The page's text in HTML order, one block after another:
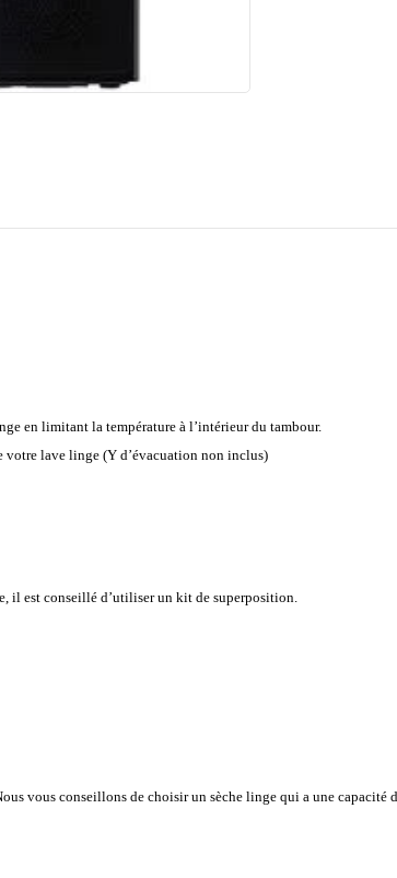
en limitant la température à l’intérieur du tambour.
votre lave linge (Y d’évacuation non inclus)
il est conseillé d’utiliser un kit de superposition.
vous conseillons de choisir un sèche linge qui a une capacité